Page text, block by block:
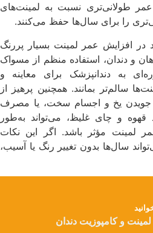
طولانی‌تری نسبت به لمینت‌های
را برای سال‌ها حفظ می‌کنند.
افزایش عمر لمینت بسیار پررنگ
و دندان، استفاده منظم از مسواک
به دندانپزشک برای معاینه و
سالم‌تر بمانند. همچنین پرهیز از
جویدن یخ و اجسام سخت، یا مصرف
قهوه و چای غلیظ، می‌تواند به‌طور
لمینت مؤثر باشد. اگر این نکات
سال‌ها بدون تغییر رنگ یا آسیب،
و کامپوزیت دندان